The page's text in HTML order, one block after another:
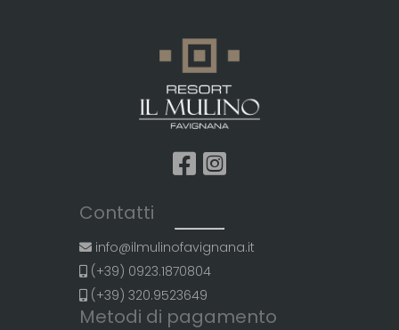
Contatti
info@ilmulinofavignana.it
(+39) 0923.1870804
(+39) 320.9523649
Metodi di pagamento